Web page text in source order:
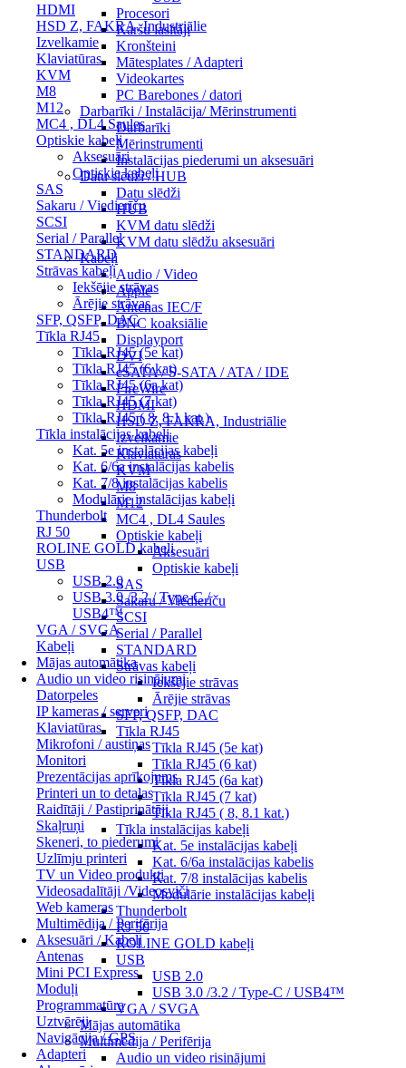
HDMI
HSD Z, FAKRA, Industriālie
Izvelkamie
Klaviatūras
KVM
M8
M12
MC4 , DL4 Saules
Optiskie kabeļi
Aksesuāri
Optiskie kabeļi
SAS
Sakaru / Viedierīču
SCSI
Serial / Parallel
STANDARD
Strāvas kabeļi
Iekšējie strāvas
Ārējie strāvas
SFP, QSFP, DAC
Tīkla RJ45
Tīkla RJ45 (5e kat)
Tīkla RJ45 (6 kat)
Tīkla RJ45 (6a kat)
Tīkla RJ45 (7 kat)
Tīkla RJ45 ( 8, 8.1 kat.)
Tīkla instalācijas kabeļi
Kat. 5e instalācijas kabeļi
Kat. 6/6a instalācijas kabelis
Kat. 7/8 instalācijas kabelis
Modulārie instalācijas kabeļi
Thunderbolt
RJ 50
ROLINE GOLD kabeļi
USB
USB 2.0
USB 3.0 /3.2 / Type-C /
USB4™
VGA / SVGA
Kabeļi
Mājas automātika
Audio un video risinājumi
Datorpeles
IP kameras / serveri
Klaviatūras
Mikrofoni / austiņas
Monitori
Prezentācijas aprīkojums
Printeri un to detaļas
Raidītāji / Pastiprinātāji
Skaļruņi
Skeneri, to piederumi
Uzlīmju printeri
TV un Video produkti
Videosadalītāji /Videosviči
Web kameras
Multimēdija / Perifērija
Aksesuāri / Kabeļi
Antenas
Mini PCI Express
Moduļi
Programmatūra
Uztvērēji
Navigācija / GPS
Adapteri
Procesori
Karšu lasītāji
Kronšteini
Mātesplates / Adapteri
Videokartes
PC Barebones / datori
Darbarīki / Instalācija/ Mērinstrumenti
Darbarīki
Mērinstrumenti
Instalācijas piederumi un aksesuāri
Datu slēdži / HUB
Datu slēdži
HUB
KVM datu slēdži
KVM datu slēdžu aksesuāri
Kabeļi
Audio / Video
Apple
Antenas IEC/F
BNC koaksiālie
Displayport
DVI
eSATA / S-SATA / ATA / IDE
FireWire
HDMI
HSD Z, FAKRA, Industriālie
Izvelkamie
Klaviatūras
KVM
M8
M12
MC4 , DL4 Saules
Optiskie kabeļi
Aksesuāri
Optiskie kabeļi
SAS
Sakaru / Viedierīču
SCSI
Serial / Parallel
STANDARD
Strāvas kabeļi
Iekšējie strāvas
Ārējie strāvas
SFP, QSFP, DAC
Tīkla RJ45
Tīkla RJ45 (5e kat)
Tīkla RJ45 (6 kat)
Tīkla RJ45 (6a kat)
Tīkla RJ45 (7 kat)
Tīkla RJ45 ( 8, 8.1 kat.)
Tīkla instalācijas kabeļi
Kat. 5e instalācijas kabeļi
Kat. 6/6a instalācijas kabelis
Kat. 7/8 instalācijas kabelis
Modulārie instalācijas kabeļi
Thunderbolt
RJ 50
ROLINE GOLD kabeļi
USB
USB 2.0
USB 3.0 /3.2 / Type-C / USB4™
VGA / SVGA
Mājas automātika
Multimēdija / Perifērija
Audio un video risinājumi